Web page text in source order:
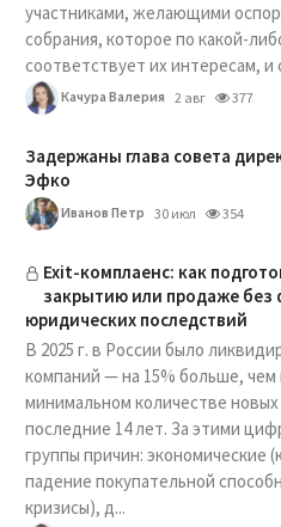
участниками, желающими
собрания, которое по какой-
соответствует их интересам, и
Качура Валерия 2 авг 377
Задержаны глава совета
Эфко
Иванов Петр 30 июл 354
Exit-комплаенс: как
закрытию или продаже без
юридических последствий
В 2025 г. в России было
компаний — на 15% больше, чем
минимальном количестве новых
последние 14 лет. За этими
группы причин: экономические
падение покупательной
кризисы), д...